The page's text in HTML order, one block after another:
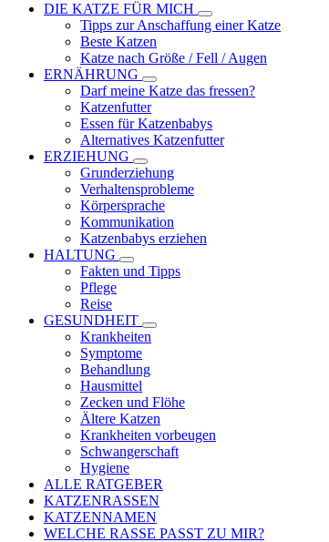
DIE KATZE FÜR MICH
Tipps zur Anschaffung einer Katze
Beste Katzen
Katze nach Größe / Fell / Augen
ERNÄHRUNG
Darf meine Katze das fressen?
Katzenfutter
Essen für Katzenbabys
Alternatives Katzenfutter
ERZIEHUNG
Grunderziehung
Verhaltensprobleme
Körpersprache
Kommunikation
Katzenbabys erziehen
HALTUNG
Fakten und Tipps
Pflege
Reise
GESUNDHEIT
Krankheiten
Symptome
Behandlung
Hausmittel
Zecken und Flöhe
Ältere Katzen
Krankheiten vorbeugen
Schwangerschaft
Hygiene
ALLE RATGEBER
KATZENRASSEN
KATZENNAMEN
WELCHE RASSE PASST ZU MIR?